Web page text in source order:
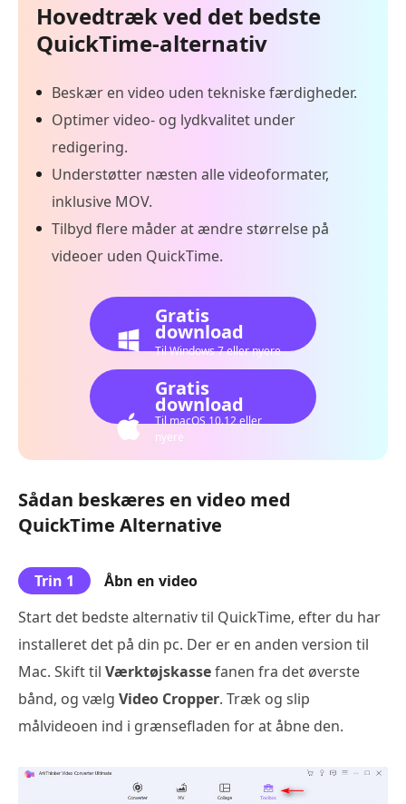
Hovedtræk ved det bedste
QuickTime-alternativ
Beskær en video uden tekniske færdigheder.
Optimer video- og lydkvalitet under
redigering.
Understøtter næsten alle videoformater,
inklusive MOV.
Tilbyd flere måder at ændre størrelse på
videoer uden QuickTime.
Gratis
download
Til Windows 7 eller nyere
Gratis
download
Til macOS 10.12 eller
nyere
Sådan beskæres en video med
QuickTime Alternative
Trin 1
Åbn en video
Start det bedste alternativ til QuickTime, efter du har
installeret det på din pc. Der er en anden version til
Mac. Skift til Værktøjskassefanen fra det øverste
bånd, og vælg Video Cropper. Træk og slip
målvideoen ind i grænsefladen for at åbne den.